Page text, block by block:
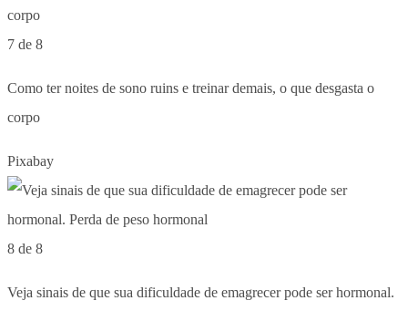
7 de 8
Como ter noites de sono ruins e treinar demais, o que desgasta o
corpo
Pixabay
8 de 8
Veja sinais de que sua dificuldade de emagrecer pode ser hormonal.